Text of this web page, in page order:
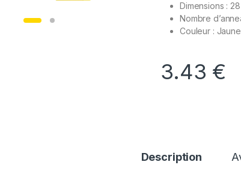
Dimensions :
Nombre
Couleur : Jaune
3.43 €
Description